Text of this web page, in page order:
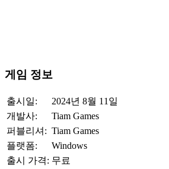
게임 정보
출시일:
2024년 8월 11일
개발사:
Tiam Games
퍼블리셔: Tiam Games
플랫폼:
Windows
출시 가격: 무료